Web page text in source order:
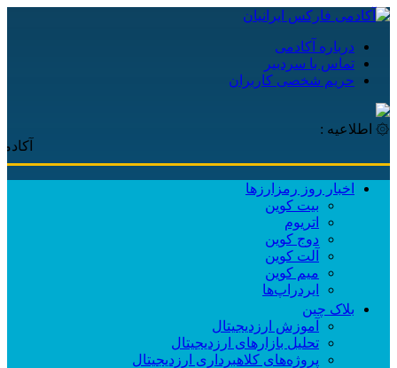
درباره آکادمی
تماس با سردبیر
حریم شخصی کاربران
۞ اطلاعیه :
آکادمی
اخبار روز رمزارزها
بیت کوین
اتریوم
دوج کوین
آلت کوین
میم کوین‌
ایردراپ‌ها
بلاک چین
آموزش ارزدیجیتال
تحلیل بازارهای ارزدیجیتال
پروژه‌های کلاهبرداری ارزدیجیتال